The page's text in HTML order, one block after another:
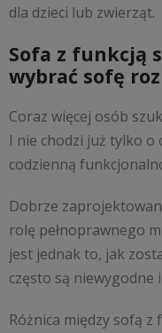
dla dzieci lub zwierząt.
Sofa z funkcją
wybrać sofę
Coraz więcej osób
I nie chodzi już tylko o
codzienną
Dobrze
rolę pełnoprawnego
jest jednak to, jak
często są niewygodne i
Różnica między sofą z